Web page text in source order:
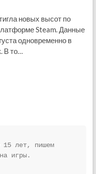
новых высот по
Steam. Данные
одновременно в
В то…
15 лет, пишем
игры.